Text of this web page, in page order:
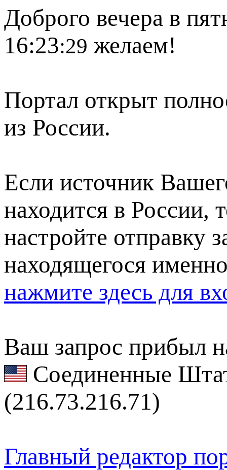
Доброго вечера в
16:23:29 желаем!
Портал открыт
из России.
Если источник
находится в России,
настройте отправку
находящегося
нажмите здесь для
Ваш запрос прибыл
Соединенные
(216.73.216.71)
Главный редактор